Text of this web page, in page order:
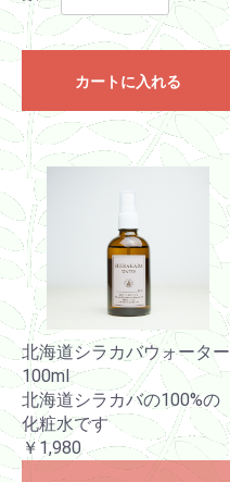
カートに入れる
北海道シラカバウォーター
100ml
北海道シラカバの100%の
化粧水です
￥1,980
お買い物を続ける